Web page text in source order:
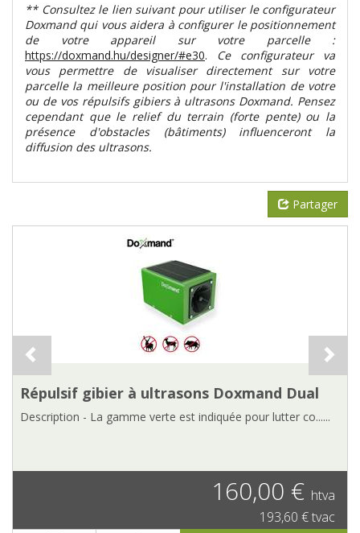
** Consultez le lien suivant pour utiliser le configurateur
Doxmand qui vous aidera à configurer le positionnement
de votre appareil sur votre parcelle :
https://doxmand.hu/designer/#e30.
Ce configurateur va
vous permettre de visualiser directement sur votre
parcelle la meilleure position pour l'installation de votre
ou de vos répulsifs gibiers à ultrasons Doxmand. Pensez
cependant que le relief du terrain (forte pente) ou la
présence d'obstacles (bâtiments) influenceront la
diffusion des ultrasons.
Partager
Répulsif gibier à ultrasons Doxmand Dual
Description - La gamme verte est indiquée pour lutter co......
160,00 € htva
193,60 € tvac